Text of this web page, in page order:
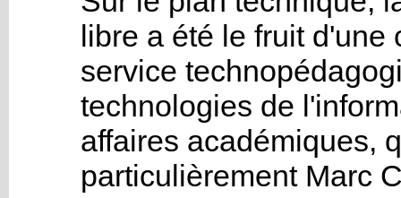
libre a été le fruit d'une
service
technologies de
affaires académiques,
particulièrement Marc